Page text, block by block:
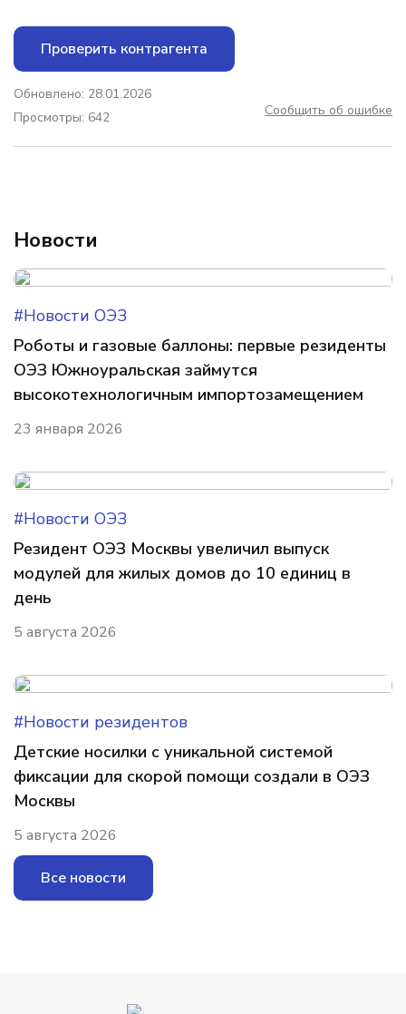
Проверить контрагента
Обновлено: 28.01.2026
Просмотры: 642
Сообщить об ошибке
Новости
#Новости ОЭЗ
Роботы и газовые баллоны: первые резиденты
ОЭЗ Южноуральская займутся
высокотехнологичным импортозамещением
23 января 2026
#Новости ОЭЗ
Резидент ОЭЗ Москвы увеличил выпуск
модулей для жилых домов до 10 единиц в
день
5 августа 2026
#Новости резидентов
Детские носилки с уникальной системой
фиксации для скорой помощи создали в ОЭЗ
Москвы
5 августа 2026
Все новости